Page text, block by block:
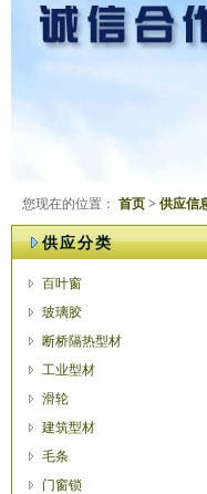
您现在的位置： 首页 > 供应信
供应分类
百叶窗
玻璃胶
断桥隔热型材
工业型材
滑轮
建筑型材
毛条
门窗锁